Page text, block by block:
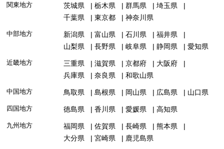
関東地方 茨城県 栃木県 群馬県
埼玉県
千葉県
東京都 神奈川県
中部地方 新潟県 富山県 石川県
福井県
山梨県
長野県 岐阜県 静岡県 愛知県
近畿地方 三重県 滋賀県 京都府
大阪府
兵庫県
奈良県 和歌山県
中国地方 鳥取県 島根県 岡山県 広島県 山口県
四国地方 徳島県 香川県 愛媛県 高知県
九州地方 福岡県 佐賀県 長崎県
熊本県
大分県
宮崎県 鹿児島県